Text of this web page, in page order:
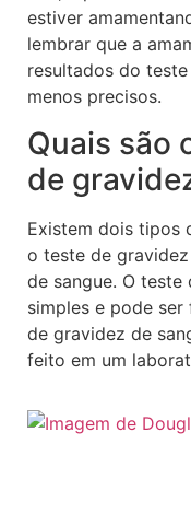
estiver
lembrar que a
resultados do
menos precisos.
Quais são
de
Existem dois tipos
o teste de
de sangue. O
simples e pode
de gravidez de
feito em um